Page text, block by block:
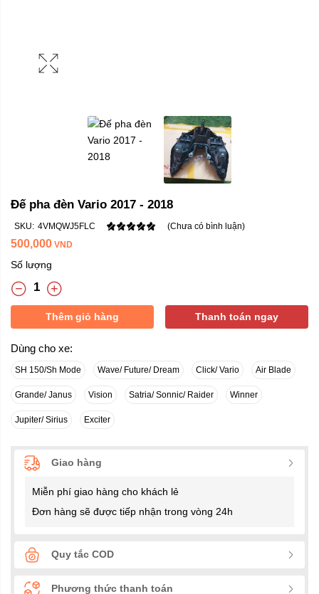
Đế pha đèn Vario 2017 - 2018
SKU: 4VMQWJ5FLC (Chưa có bình luận)
500,000 VND
Số lượng
Thêm giỏ hàng Thanh toán ngay
Dùng cho xe:
SH 150/Sh Mode Wave/ Future/ Dream Click/ Vario Air Blade
Grande/ Janus Vision Satria/ Sonnic/ Raider Winner
Jupiter/ Sirius Exciter
Giao hàng
Miễn phí giao hàng cho khách lẻ
Đơn hàng sẽ được tiếp nhận trong vòng 24h
Quy tắc COD
Phương thức thanh toán